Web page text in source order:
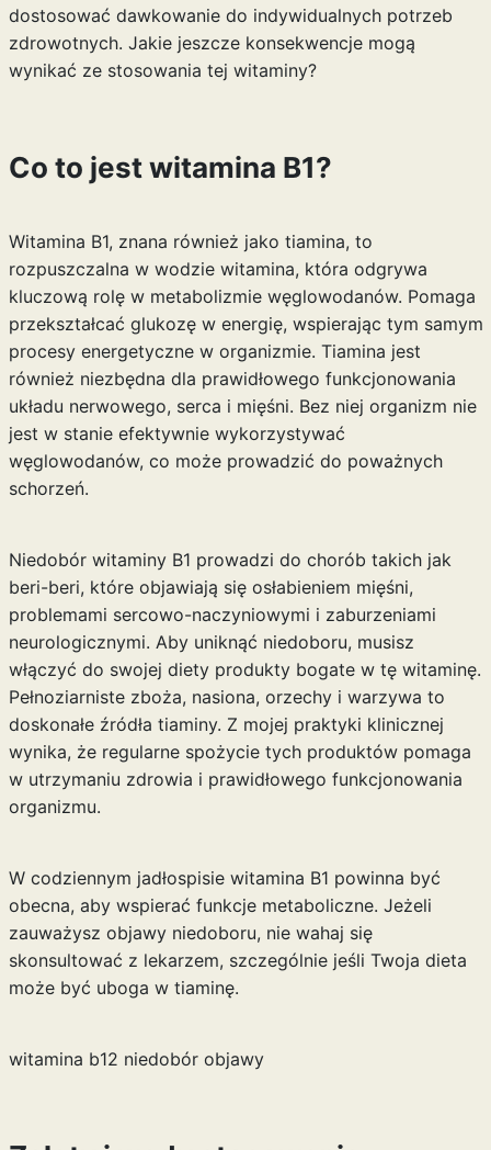
dostosować dawkowanie do indywidualnych potrzeb
zdrowotnych. Jakie jeszcze konsekwencje mogą
wynikać ze stosowania tej witaminy?
Co to jest witamina B1?
Witamina B1, znana również jako tiamina, to
rozpuszczalna w wodzie witamina, która odgrywa
kluczową rolę w metabolizmie węglowodanów. Pomaga
przekształcać glukozę w energię, wspierając tym samym
procesy energetyczne w organizmie. Tiamina jest
również niezbędna dla prawidłowego funkcjonowania
układu nerwowego, serca i mięśni. Bez niej organizm nie
jest w stanie efektywnie wykorzystywać
węglowodanów, co może prowadzić do poważnych
schorzeń.
Niedobór witaminy B1 prowadzi do chorób takich jak
beri-beri, które objawiają się osłabieniem mięśni,
problemami sercowo-naczyniowymi i zaburzeniami
neurologicznymi. Aby uniknąć niedoboru, musisz
włączyć do swojej diety produkty bogate w tę witaminę.
Pełnoziarniste zboża, nasiona, orzechy i warzywa to
doskonałe źródła tiaminy. Z mojej praktyki klinicznej
wynika, że regularne spożycie tych produktów pomaga
w utrzymaniu zdrowia i prawidłowego funkcjonowania
organizmu.
W codziennym jadłospisie witamina B1 powinna być
obecna, aby wspierać funkcje metaboliczne. Jeżeli
zauważysz objawy niedoboru, nie wahaj się
skonsultować z lekarzem, szczególnie jeśli Twoja dieta
może być uboga w tiaminę.
witamina b12 niedobór objawy